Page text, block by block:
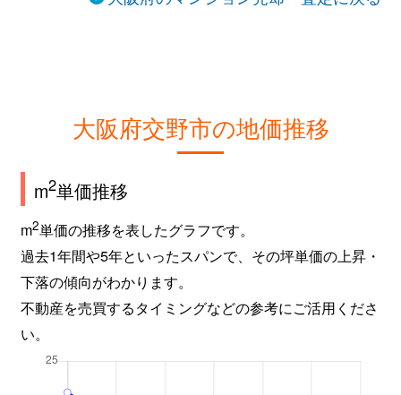
大阪府交野市の地価推移
m2単価推移
m2単価の推移を表したグラフです。
過去1年間や5年といったスパンで、その坪単価の上昇・
下落の傾向がわかります。
不動産を売買するタイミングなどの参考にご活用くださ
い。